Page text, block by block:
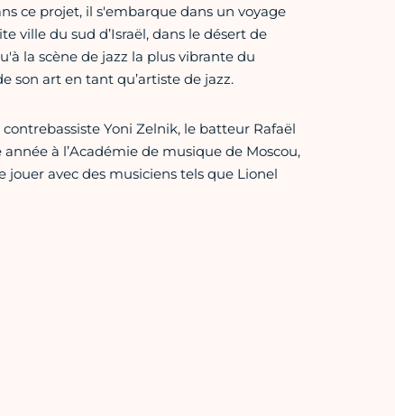
ce projet, il s'embarque dans un voyage
ville du sud d’Israël, dans le désert de
la scène de jazz la plus vibrante du
son art en tant qu’artiste de jazz.
Yoni Zelnik, le batteur Rafaël
à l’Académie de musique de Moscou,
avec des musiciens tels que Lionel